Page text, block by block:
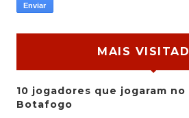
MAIS
10 jogadores que jogaram
Botafogo